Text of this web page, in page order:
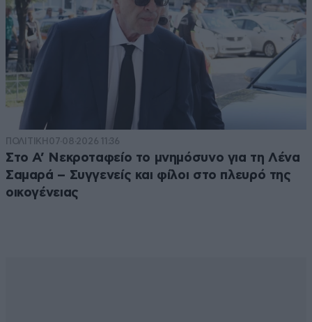
ΠΟΛΙΤΙΚΗ 07·08·2026 11:36
Στο Α’ Νεκροταφείο το μνημόσυνο για τη Λένα
Σαμαρά – Συγγενείς και φίλοι στο πλευρό της
οικογένειας